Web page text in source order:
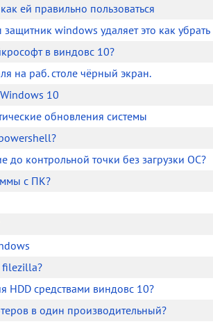
ей правильно пользоваться
windows удаляет это как убрать
в виндовс 10?
на раб. столе чёрный экран.
10
обновления системы
до контрольной точки без загрузки ОС?
с ПК?
filezilla?
HDD средствами виндовс 10?
в один производительный?